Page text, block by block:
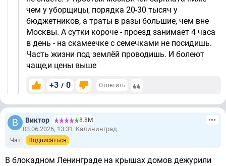
чем у уборщицы, порядка 20-30 тысяч у
бюджетников, а траты в разы большие, чем вне
Москвы. А сутки короче - проезд занимает 4 часа
в день - на скамеечке с семечками не посидишь.
Часть жизни под землёй проводишь. И болеют
чаще,и цены выше
+3 / 0 Ответить
Виктор 8.8М
03.06.2026, 13:31 Калининград
Чат Подписаться
В блокадном Ленинграде на крышах домов дежурили